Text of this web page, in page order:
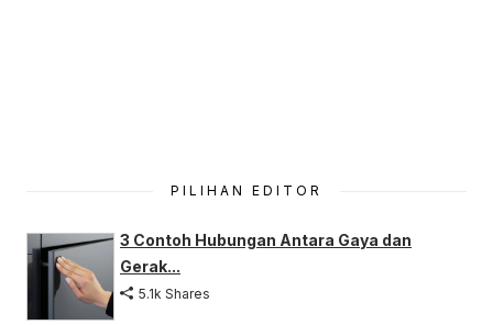
PILIHAN EDITOR
3 Contoh Hubungan Antara Gaya dan
Gerak...
5.1k Shares